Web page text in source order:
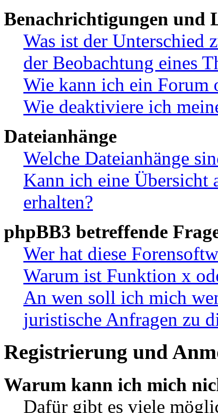
Benachrichtigungen und
Was ist der Unterschied
der Beobachtung eines
Wie kann ich ein Forum
Wie deaktiviere ich
Dateianhänge
Welche Dateianhänge
Kann ich eine Übersicht
erhalten?
phpBB3 betreffende
Wer hat diese
Warum ist Funktion x
An wen soll ich mich
juristische Anfragen zu
Registrierung und
Warum kann ich mich
Dafür gibt es viele